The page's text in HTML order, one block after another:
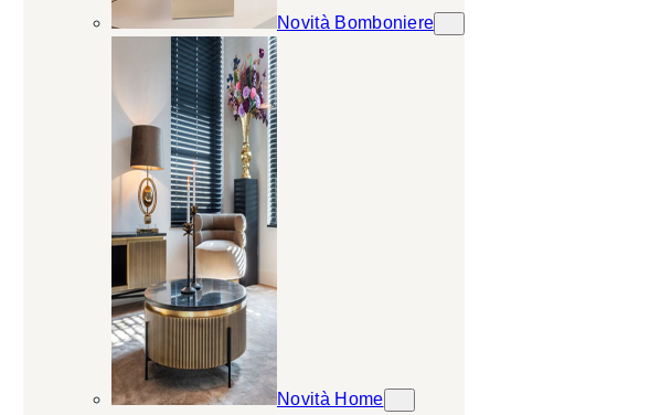
Novità Bomboniere
Novità Home